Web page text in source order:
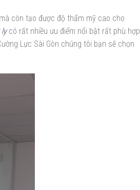
còn tạo được độ thẩm mỹ cao cho
lycó rất nhiều ưu điểm nổi bật rất phù hợp
Lực Sài Gòn chúng tôi bạn sẽ chọn